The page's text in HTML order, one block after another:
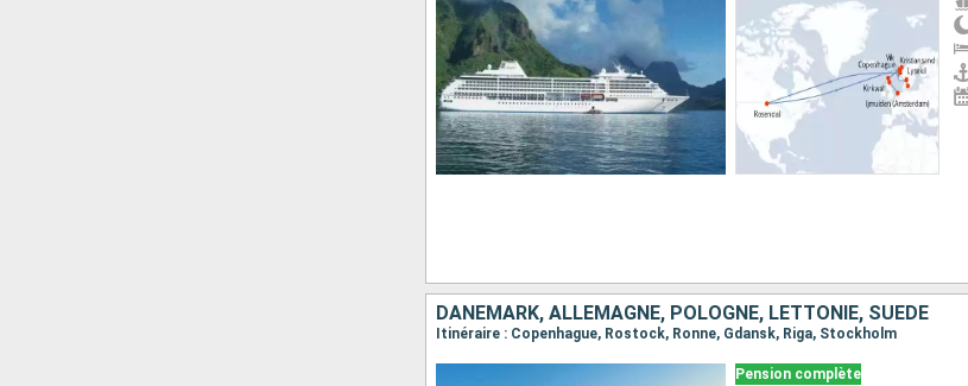
DANEMARK, ALLEMAGNE, POLOGNE, LETTONIE, SUÈDE
Itinéraire : Copenhague, Rostock, Ronne, Gdansk, Riga, Stockholm
Pension complète